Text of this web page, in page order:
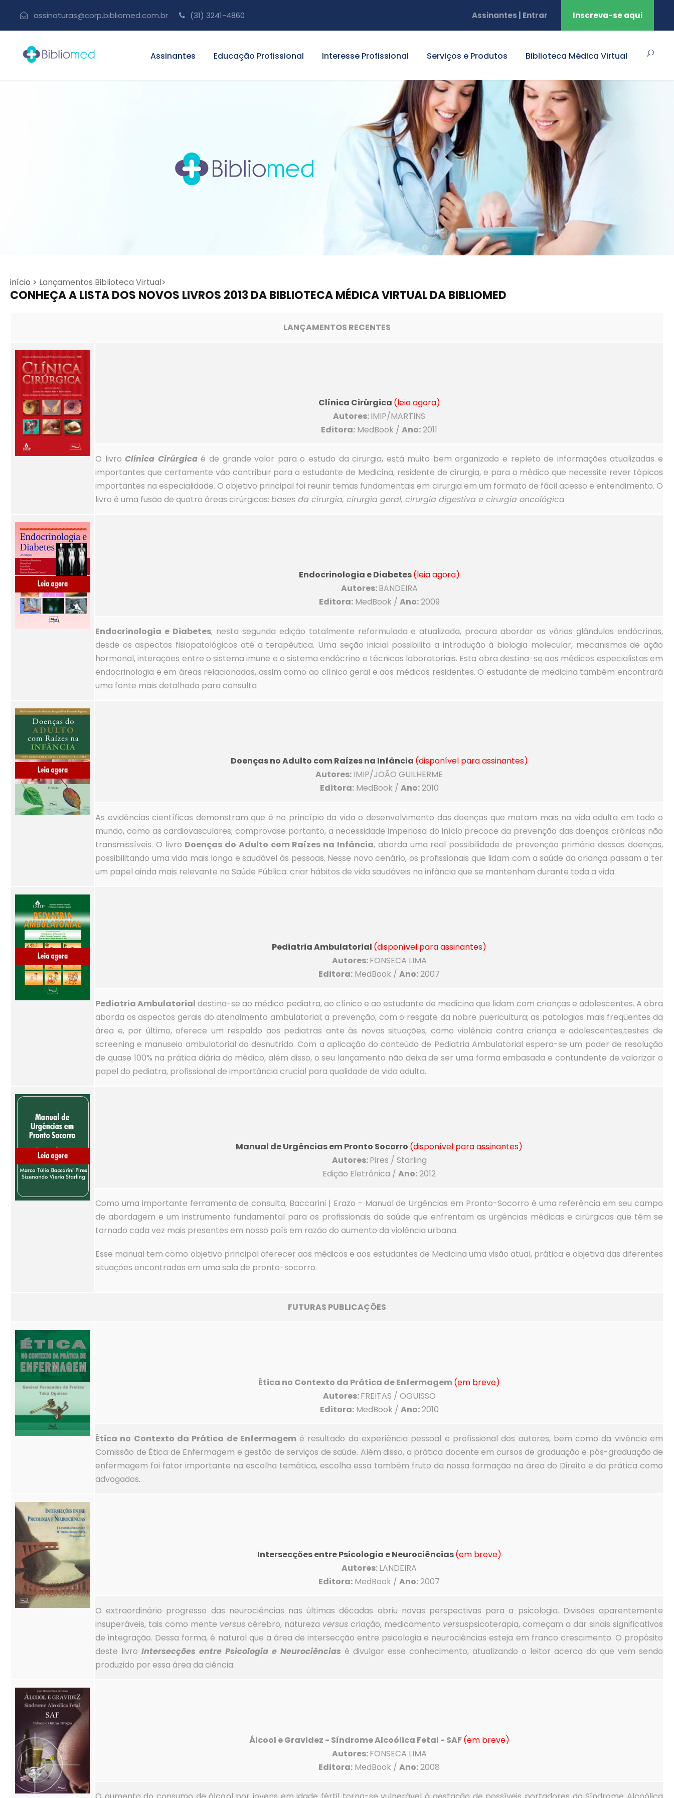
assinaturas@corp.bibliomed.com.br (31) 3241-4860 Assinantes | Entrar Inscreva-se aqui
Assinantes Educação Profissional Interesse Profissional Serviços e Produtos Biblioteca Médica Virtual
início > Lançamentos Biblioteca Virtual>
CONHEÇA A LISTA DOS NOVOS LIVROS 2013 DA BIBLIOTECA MÉDICA VIRTUAL DA BIBLIOMED
LANÇAMENTOS RECENTES
Clínica Cirúrgica (leia agora)
Autores:IMIP/MARTINS
Editora: MedBook / Ano:2011
O livroClínica Cirúrgicaé de grande valor para o estudo da cirurgia, está muito bem organizado e repleto de informações atualizadas e
importantes que certamente vão contribuir para o estudante de Medicina, residente de cirurgia, e para o médico que necessite rever tópicos
importantes na especialidade. O objetivo principal foi reunir temas fundamentais em cirurgia em um formato de fácil acesso e entendimento. O
livro é uma fusão de quatro áreas cirúrgicas: bases da cirurgia, cirurgia geral, cirurgia digestiva e cirurgia oncológica
Endocrinologia e Diabetes(leia agora)
Autores:BANDEIRA
Editora:MedBook / Ano:2009
Endocrinologia e Diabetes, nesta segunda edição totalmente reformulada e atualizada, procura abordar as várias glândulas endócrinas,
desde os aspectos fisiopatológicos até a terapêutica. Uma seção inicial possibilita a introdução à biologia molecular, mecanismos de ação
hormonal, interações entre o sistema imune e o sistema endócrino e técnicas laboratoriais. Esta obra destina-se aos médicos especialistas em
endocrinologia e em áreas relacionadas, assim como ao clínico geral e aos médicos residentes. O estudante de medicina também encontrará
uma fonte mais detalhada para consulta
Doenças no Adulto com Raízes na Infância (disponível para assinantes)
Autores: IMIP/JOÃO GUILHERME
Editora:MedBook / Ano:2010
As evidências científicas demonstram que é no princípio da vida o desenvolvimento das doenças que matam mais na vida adulta em todo o
mundo, como as cardiovasculares; comprovase portanto, a necessidade imperiosa do início precoce da prevenção das doenças crônicas não
transmissíveis. O livro Doenças do Adulto com Raízes na Infância, aborda uma real possibilidade de prevenção primária dessas doenças,
possibilitando uma vida mais longa e saudável às pessoas. Nesse novo cenário, os profissionais que lidam com a saúde da criança passam a ter
um papel ainda mais relevante na Saúde Pública: criar hábitos de vida saudáveis na infância que se mantenham durante toda a vida.
Pediatria Ambulatorial (disponível para assinantes)
Autores:FONSECA LIMA
Editora: MedBook / Ano:2007
Pediatria Ambulatorial destina-se ao médico pediatra, ao clínico e ao estudante de medicina que lidam com crianças e adolescentes. A obra
aborda os aspectos gerais do atendimento ambulatorial; a prevenção, com o resgate da nobre puericultura; as patologias mais freqüentes da
área e, por último, oferece um respaldo aos pediatras ante às novas situações, como violência contra criança e adolescentes,testes de
screening e manuseio ambulatorial do desnutrido. Com a aplicação do conteúdo de Pediatria Ambulatorial espera-se um poder de resolução
de quase 100% na prática diária do médico, além disso, o seu lançamento não deixa de ser uma forma embasada e contundente de valorizar o
papel do pediatra, profissional de importância crucial para qualidade de vida adulta.
Manual de Urgências em Pronto Socorro (disponível para assinantes)
Autores:Pires / Starling
Edição Eletrônica / Ano:2012
Como uma importante ferramenta de consulta, Baccarini | Erazo - Manual de Urgências em Pronto-Socorro é uma referência em seu campo
de abordagem e um instrumento fundamental para os profissionais da saúde que enfrentam as urgências médicas e cirúrgicas que têm se
tornado cada vez mais presentes em nosso país em razão do aumento da violência urbana.
Esse manual tem como objetivo principal oferecer aos médicos e aos estudantes de Medicina uma visão atual, prática e objetiva das diferentes
situações encontradas em uma sala de pronto-socorro.
FUTURAS PUBLICAÇÕES
Ética no Contexto da Prática de Enfermagem (em breve)
Autores:FREITAS / OGUISSO
Editora:MedBook / Ano:2010
Ética no Contexto da Prática de Enfermagem é resultado da experiência pessoal e profissional dos autores, bem como da vivência em
Comissão de Ética de Enfermagem e gestão de serviços de saúde. Além disso, a prática docente em cursos de graduação e pós-graduação de
enfermagem foi fator importante na escolha temática, escolha essa também fruto da nossa formação na área do Direito e da prática como
advogados.
Intersecções entre Psicologia e Neurociências(em breve)
Autores:LANDEIRA
Editora: MedBook / Ano:2007
O extraordinário progresso das neurociências nas últimas décadas abriu novas perspectivas para a psicologia. Divisões aparentemente
insuperáveis, tais como mente versus cérebro, natureza versus criação, medicamento versuspsicoterapia, começam a dar sinais significativos
de integração. Dessa forma, é natural que a área de intersecção entre psicologia e neurociências esteja em franco crescimento. O propósito
deste livro Intersecções entre Psicologia e Neurociências é divulgar esse conhecimento, atualizando o leitor acerca do que vem sendo
produzido por essa área da ciência.
Álcool e Gravidez - Síndrome Alcoólica Fetal - SAF(em breve)
Autores:FONSECA LIMA
Editora: MedBook / Ano:2008